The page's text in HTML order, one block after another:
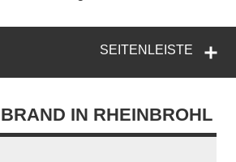
SEITENLEISTE
IN RHEINBROHL